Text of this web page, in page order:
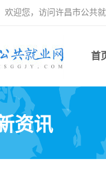
欢迎您，访问许昌市公共就
首
资讯